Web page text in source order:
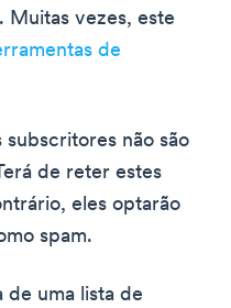
Muitas vezes, este
de
não são
de reter estes
eles optarão
spam.
de uma lista de